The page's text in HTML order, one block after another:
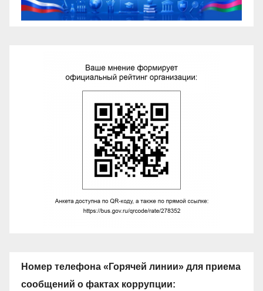
Номер телефона «Горячей линии» для приема
сообщений о фактах коррупции: